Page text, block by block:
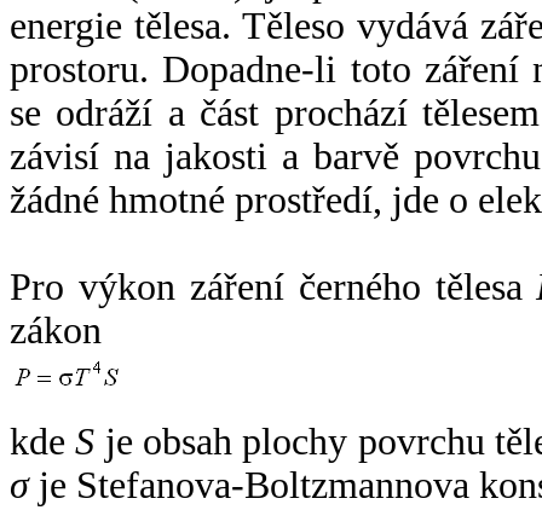
energie tělesa. Těleso vydává
prostoru. Dopadne-li toto záření
se odráží a část prochází
závisí na jakosti a barvě
žádné hmotné prostředí, jde o
Pro výkon záření černého tělesa
zákon
kdeS je obsah plochy povrchu
σje Stefanova-Boltzmannova